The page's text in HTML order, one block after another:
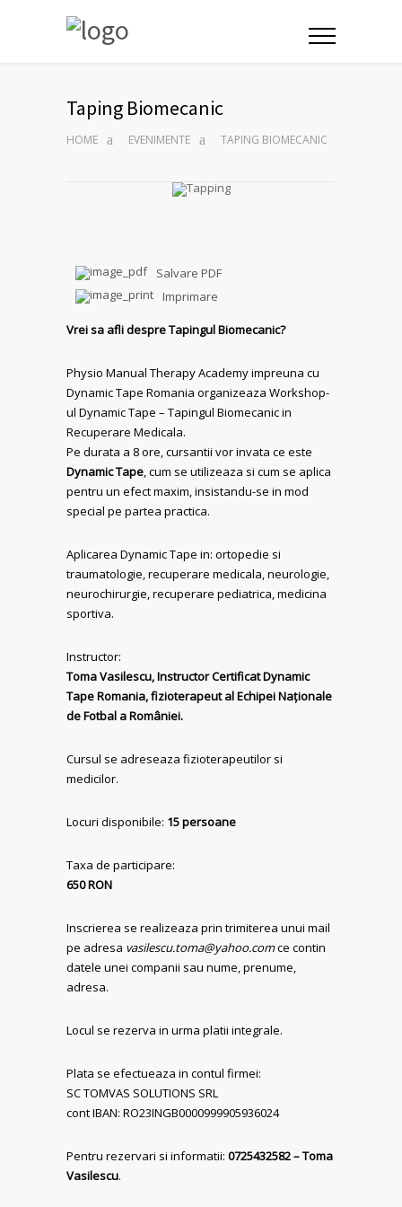
Taping Biomecanic
HOME EVENIMENTE TAPING BIOMECANIC
Salvare PDF
Imprimare
Vrei sa afli despre Tapingul Biomecanic?
Physio Manual Therapy Academy impreuna cu
Dynamic Tape Romania organizeaza Workshop-
ul Dynamic Tape – Tapingul Biomecanic in
Recuperare Medicala.
Pe durata a 8 ore, cursantii vor invata ce este
Dynamic Tape, cum se utilizeaza si cum se aplica
pentru un efect maxim, insistandu-se in mod
special pe partea practica.
Aplicarea Dynamic Tape in: ortopedie si
traumatologie, recuperare medicala, neurologie,
neurochirurgie, recuperare pediatrica, medicina
sportiva.
Instructor:
Toma Vasilescu, Instructor Certificat Dynamic
Tape Romania, fizioterapeut al Echipei Naționale
de Fotbal a României.
Cursul se adreseaza fizioterapeutilor si
medicilor.
Locuri disponibile: 15 persoane
Taxa de participare:
650 RON
Inscrierea se realizeaza prin trimiterea unui mail
pe adresa vasilescu.toma@yahoo.comce contin
datele unei companii sau nume, prenume,
adresa.
Locul se rezerva in urma platii integrale.
Plata se efectueaza in contul firmei:
SC TOMVAS SOLUTIONS SRL
cont IBAN: RO23INGB0000999905936024
Pentru rezervari si informatii: 0725432582 – Toma
Vasilescu.